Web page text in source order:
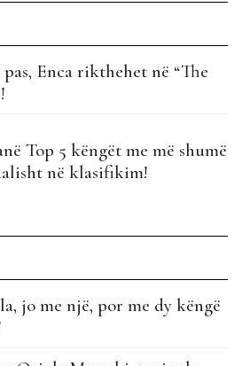
Enca rikthehet në “The
Top 5 këngët me më shumë
në klasifikim!
jo me një, por me dy këngë